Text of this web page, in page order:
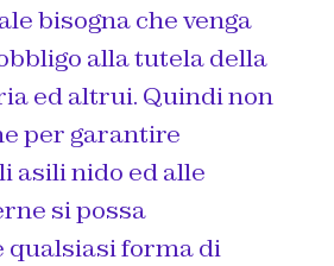
bisogna che venga
alla tutela della
ed altrui. Quindi non
per garantire
asili nido ed alle
si possa
qualsiasi forma di